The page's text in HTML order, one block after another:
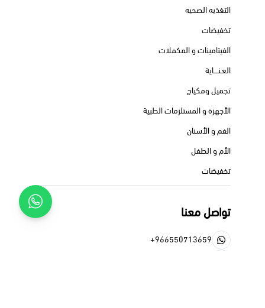
التغذيه الصحيه
تخفيضات
الفيتامينات و المكملات
العـنــــاية
تجميل ومكياج
الأجهزة و المستلزمات الطبية
الفم و الأسنان
الأم و الطفل
تخفيضات
تواصل معنا
+966550713659